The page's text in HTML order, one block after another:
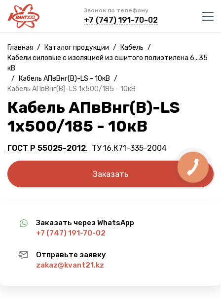
Звонок по телефону
+7 (747) 191-70-02
Главная / Каталог продукции / Кабель /
Кабели силовые с изоляцией из сшитого полиэтилена 6...35
кВ
/
Кабель АПвВнг(B)-LS - 10кВ /
Кабель АПвВнг(B)-LS 1х500/185 - 10кВ
Кабель АПвВнг(B)-LS
1х500/185 - 10кВ
ГОСТ Р 55025-2012, ТУ 16.К71-335-2004
Заказать
Заказать через WhatsApp
+7 (747) 191-70-02
Отправьте заявку
zakaz@kvant21.kz